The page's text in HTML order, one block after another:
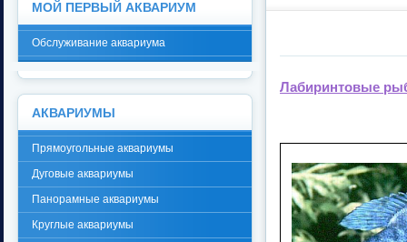
Лабиринтовые
МОЙ ПЕРВЫЙ АКВАРИУМ
Обслуживание аквариума
АКВАРИУМЫ
Прямоугольные аквариумы
Дуговые аквариумы
Панорамные аквариумы
Круглые аквариумы